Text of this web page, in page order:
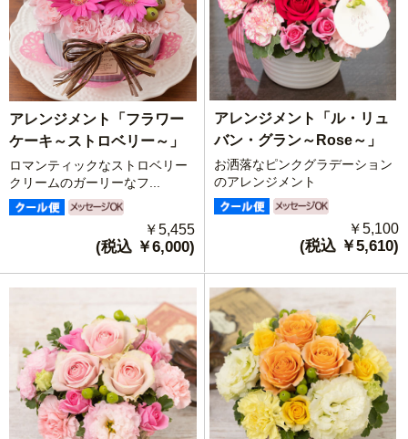
アレンジメント「フラワー
ケーキ～ストロベリー～」
ロマンティックなストロベリー
クリームのガーリーなフ...
￥5,455
(税込 ￥6,000)
アレンジメント「ル・リュ
バン・グラン～Rose～」
お洒落なピンクグラデーション
のアレンジメント
￥5,100
(税込 ￥5,610)